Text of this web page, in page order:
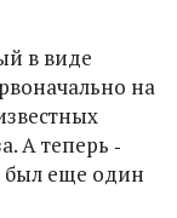
в виде
на
А теперь ‑
был еще один